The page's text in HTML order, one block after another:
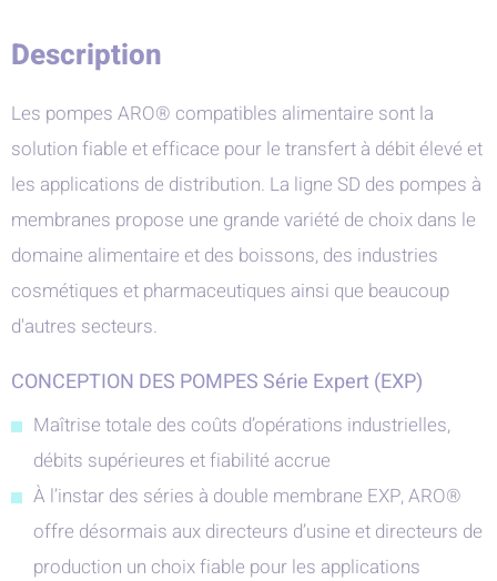
Description
Les pompes ARO® compatibles alimentaire sont la
solution fiable et efficace pour le transfert à débit élevé et
les applications de distribution. La ligne SD des pompes à
membranes propose une grande variété de choix dans le
domaine alimentaire et des boissons, des industries
cosmétiques et pharmaceutiques ainsi que beaucoup
d'autres secteurs.
CONCEPTION DES POMPES Série Expert (EXP)
Maîtrise totale des coûts d’opérations industrielles,
débits supérieures et fiabilité accrue
À l’instar des séries à double membrane EXP, ARO®
offre désormais aux directeurs d’usine et directeurs de
production un choix fiable pour les applications